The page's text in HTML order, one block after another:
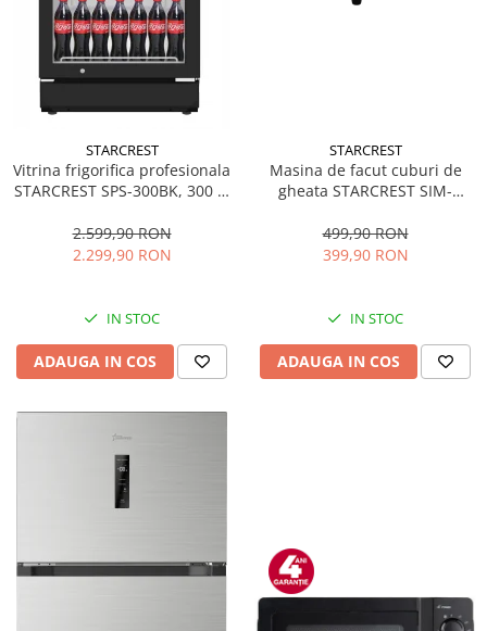
STARCREST
Vitrina frigorifica profesionala
STARCREST SPS-300BK, 300 L,
LED, H 169.5 cm, Negru
2.599,90 RON
2.299,90 RON
IN STOC
ADAUGA IN COS
STARCREST
Masina de facut cuburi de
gheata STARCREST SIM-
12Kg/24h, Cos gheata
detasabil, Rezervor apa 0.8 l,
499,90 RON
399,90 RON
IN STOC
ADAUGA IN COS